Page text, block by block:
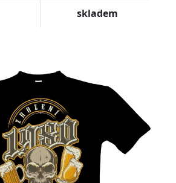
skladem